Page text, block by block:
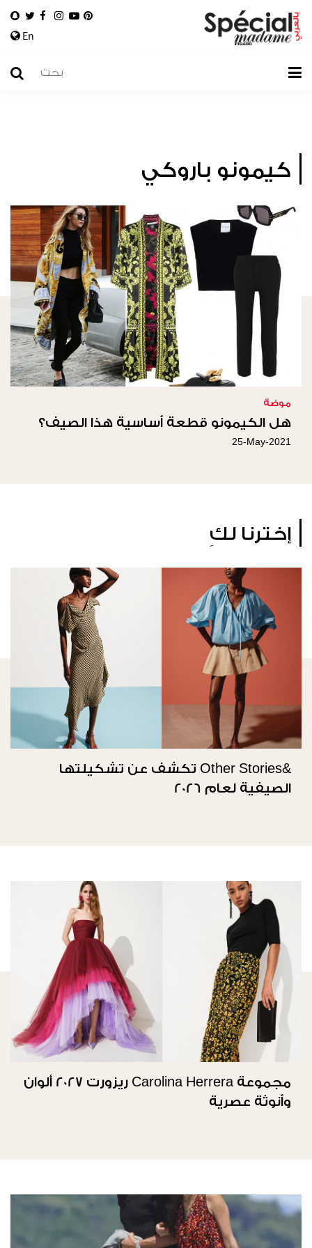
En
كيمونو باروكي
موضة
هل الكيمونو قطعة أساسية هذا الصيف؟
25-May-2021
إخترنا لكِ
&Other Stories تكشف عن تشكيلتها
الصيفية لعام 2026
مجموعة Carolina Herrera ريزورت 2027 ألوان
وأنوثة عصرية